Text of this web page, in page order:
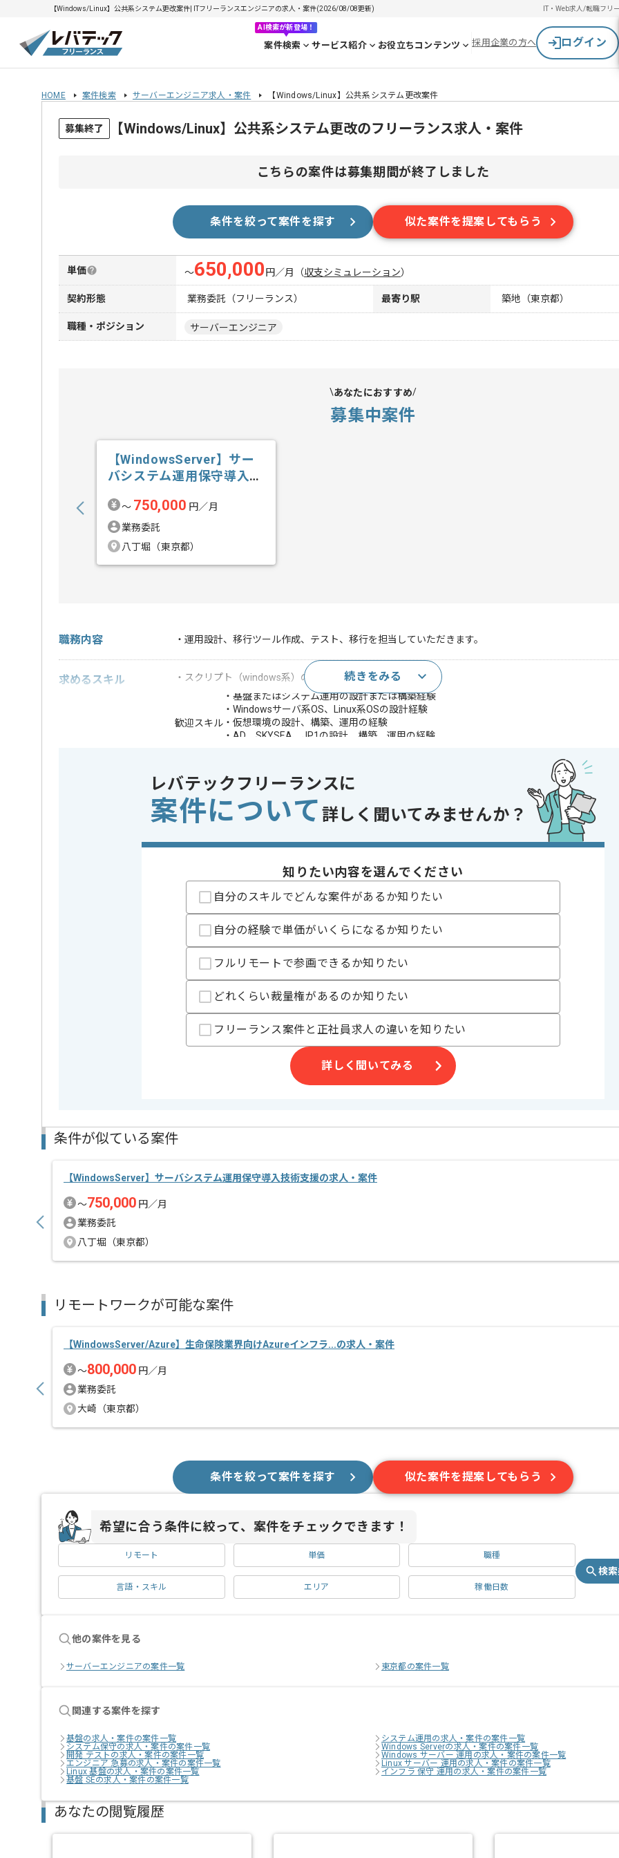
【Windows/Linux】公共系システム更改案件| ITフリーランスエンジニアの求人・案件(2026/08/08更新) IT・Web求人/転職フリ
AI検索が新登場！
案件検索 サービス紹介 お役立ちコンテンツ 採用企業の方へ ログイン
HOME 案件検索 サーバーエンジニア求人・案件 【Windows/Linux】公共系システム更改案件
募集終了 【Windows/Linux】公共系システム更改のフリーランス求人・案件
こちらの案件は募集期間が終了しました
条件を絞って案件を探す 似た案件を提案してもらう
単価 〜650,000 円／月 （収支シミュレーション）
契約形態 業務委託（フリーランス） 最寄り駅 築地（東京都）
職種・ポジション サーバーエンジニア
あなたにおすすめ
募集中案件
【WindowsServer】サー
バシステム運用保守導入技
〜 750,000 円／月
業務委託
八丁堀（東京都）
職務内容 ・運用設計、移行ツール作成、テスト、移行を担当していただきます。
求めるスキル ・スクリプト（windows系）の設計、製造、テスト経験
歓迎スキル
・基盤またはシステム運用の設計または構築経験
・Windowsサーバ系OS、Linux系OSの設計経験
・仮想環境の設計、構築、運用の経験
・AD、SKYSEA、JP1の設計、構築、運用の経験
※上記に似た経験やスキルをお持ちであれば申し込み可能なケースもございます！まずはお気軽にご相談ください！
この案件で扱う技術 DB
Oracle
OS
Linux , Windows , Windows Server
参画実績あり , 長期プロジェクト , 急募
精算条件
有
精算基準時間
150時間〜190時間
支払いサイト
運用設計、移行ツール作成、テスト、移行がメインとなる案件です。
続きをみる
レバテックフリーランスに
案件について 詳しく聞いてみませんか？
知りたい内容を選んでください
自分のスキルでどんな案件があるか知りたい
自分の経験で単価がいくらになるか知りたい
フルリモートで参画できるか知りたい
どれくらい裁量権があるのか知りたい
フリーランス案件と正社員求人の違いを知りたい
詳しく聞いてみる
条件が似ている案件
【WindowsServer】サーバシステム運用保守導入技術支援の求人・案件
〜750,000 円／月
業務委託
八丁堀（東京都）
リモートワークが可能な案件
【WindowsServer/Azure】生命保険業界向けAzureインフラ...の求人・案件
〜800,000 円／月
業務委託
大崎（東京都）
条件を絞って案件を探す 似た案件を提案してもらう
希望に合う条件に絞って、案件をチェックできます！
リモート 単価 職種
言語・スキル エリア 稼働日数
検
他の案件を見る
サーバーエンジニアの案件一覧 東京都の案件一覧
関連する案件を探す
基盤の求人・案件の案件一覧
システム運用の求人・案件の案件一覧
システム保守の求人・案件の案件一覧
Windows Serverの求人・案件の案件一覧
開発 テストの求人・案件の案件一覧
Windows サーバー 運用の求人・案件の案件一覧
エンジニア 急募の求人・案件の案件一覧
Linux サーバー 運用の求人・案件の案件一覧
Linux 基盤の求人・案件の案件一覧
インフラ 保守 運用の求人・案件の案件一覧
基盤 SEの求人・案件の案件一覧
あなたの閲覧履歴